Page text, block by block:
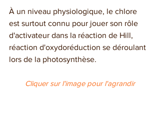
À un niveau physiologique, le chlore
est surtout connu pour jouer son rôle
d'activateur dans la réaction de Hill,
réaction d'oxydoréduction se déroulant
lors de la photosynthèse.
Cliquer sur l'image pour l'agrandir